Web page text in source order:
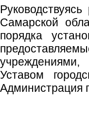
Самарской
порядка
Уставом
Администрация